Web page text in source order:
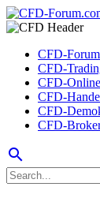
CFD-Forum
CFD-
CFD-Online
CFD-
CFD-
CFD-
search